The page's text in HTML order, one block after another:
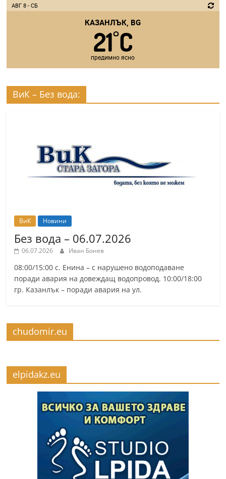
АВГ 8 - СБ
КАЗАНЛЪК, BG
21°C
предимно ясно
ВиК – Без вода:
ВиК Новини
Без вода – 06.07.2026
06.07.2026 Иван Бонев
08:00/15:00 с. Енина – с нарушено водоподаване
поради авария на довеждащ водопровод. 10:00/18:00
гр. Казанлък – поради авария на ул.
chudomir.eu
elpidakz.eu